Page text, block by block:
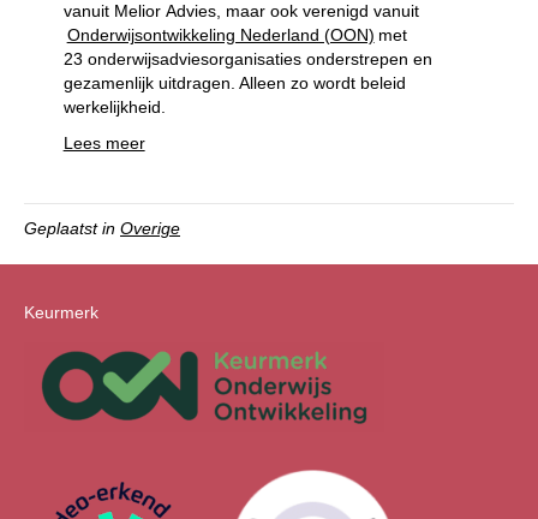
vanuit Melior Advies, maar ook verenigd vanuit
Onderwijsontwikkeling Nederland (OON) met
23 onderwijsadviesorganisaties onderstrepen en
gezamenlijk uitdragen. Alleen zo wordt beleid
werkelijkheid.
Lees meer
Geplaatst in Overige
Keurmerk